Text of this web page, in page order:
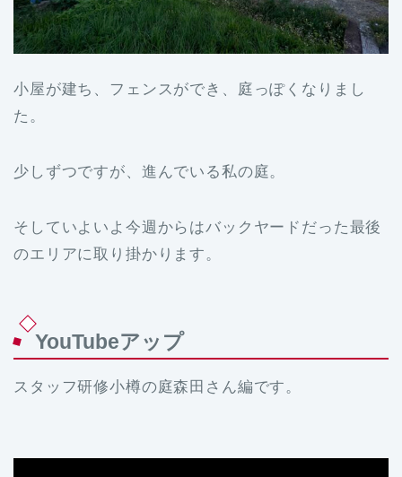
小屋が建ち、フェンスができ、庭っぽくなりまし
た。
少しずつですが、進んでいる私の庭。
そしていよいよ今週からはバックヤードだった最後
のエリアに取り掛かります。
YouTubeアップ
スタッフ研修小樽の庭森田さん編です。